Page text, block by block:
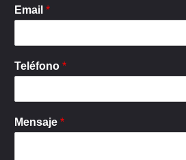
Email *
Teléfono *
Mensaje *